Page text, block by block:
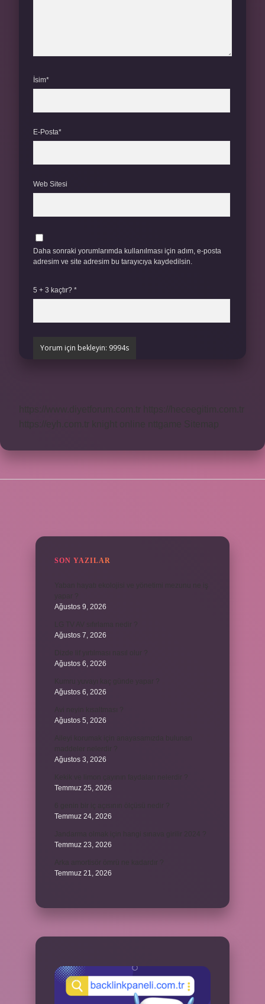
İsim*
E-Posta*
Web Sitesi
Daha sonraki yorumlarımda kullanılması için adım, e-posta
adresim ve site adresim bu tarayıcıya kaydedilsin.
5 + 3 kaçtır? *
SON YAZILAR
Ağustos 9, 2026
Ağustos 7, 2026
Ağustos 6, 2026
Ağustos 6, 2026
Ağustos 5, 2026
Ağustos 3, 2026
Temmuz 25, 2026
Temmuz 24, 2026
Temmuz 23, 2026
Temmuz 21, 2026